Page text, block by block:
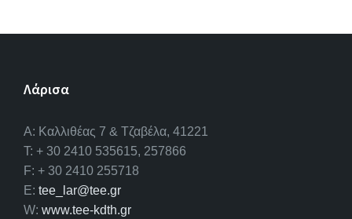
Λάρισα
A: Καλλιθέας 7 & Τζαβέλα, 41221
T: + 30 2410 535615, 257866
F: + 30 2410 255718
E: tee_lar@tee.gr
W: www.tee-kdth.gr